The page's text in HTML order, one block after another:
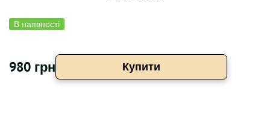
В наявності
980 грн Купити